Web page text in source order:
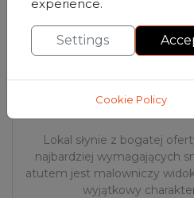
Doporučené
Lokal słynie z bogatej
najbardziej wymagających
atutem jest malowniczy
wyjątkowy
experience.
Settings
Cookie Policy